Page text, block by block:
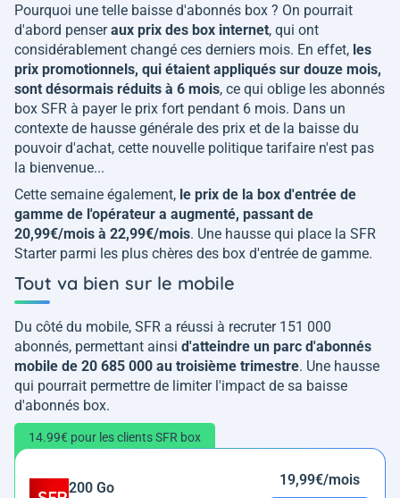
Pourquoi une telle baisse d'abonnés box ? On pourrait
d'abord penseraux prix des box internet, qui ont
considérablement changé ces derniers mois. En effet, les
prix promotionnels, qui étaient appliqués sur douze mois,
sont désormais réduits à 6 mois, ce qui oblige les abonnés
box SFR à payer le prix fort pendant 6 mois. Dans un
contexte de hausse générale des prix et de la baisse du
pouvoir d'achat, cette nouvelle politique tarifaire n'est pas
la bienvenue...
Cette semaine également, le prix de la box d'entrée de
gamme de l'opérateur a augmenté, passant de
20,99€/mois à 22,99€/mois. Une hausse qui place la SFR
Starter parmi les plus chères des box d'entrée de gamme.
Tout va bien sur le mobile
Du côté du mobile, SFR a réussi à recruter 151 000
abonnés, permettant ainsi d'atteindre un parc d'abonnés
mobile de 20 685 000 au troisième trimestre. Une hausse
qui pourrait permettre de limiter l'impact de sa baisse
d'abonnés box.
14.99€ pour les clients SFR box
200 Go
19,99€/mois